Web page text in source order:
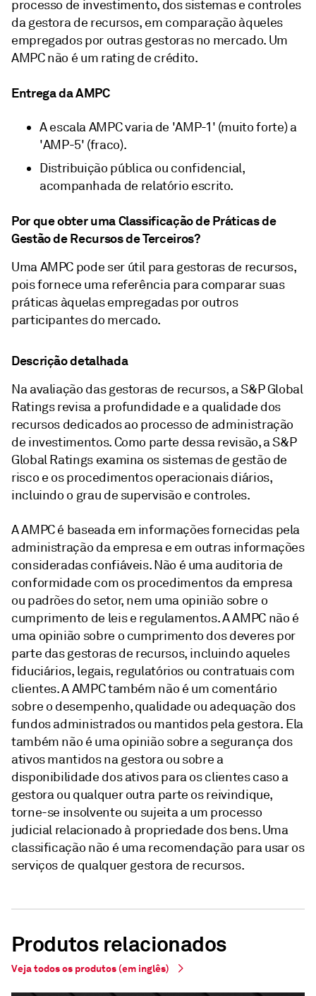
processo de investimento, dos sistemas e controles
da gestora de recursos, em comparação àqueles
empregados por outras gestoras no mercado. Um
AMPC não é um rating de crédito.
Entrega da AMPC
A escala AMPC varia de 'AMP-1' (muito forte) a
'AMP-5' (fraco).
Distribuição pública ou confidencial,
acompanhada de relatório escrito.
Por que obter uma Classificação de Práticas de
Gestão de Recursos de Terceiros?
Uma AMPC pode ser útil para gestoras de recursos,
pois fornece uma referência para comparar suas
práticas àquelas empregadas por outros
participantes do mercado.
Descrição detalhada
Na avaliação das gestoras de recursos, a S&P Global
Ratings revisa a profundidade e a qualidade dos
recursos dedicados ao processo de administração
de investimentos. Como parte dessa revisão, a S&P
Global Ratings examina os sistemas de gestão de
risco e os procedimentos operacionais diários,
incluindo o grau de supervisão e controles.
A AMPC é baseada em informações fornecidas pela
administração da empresa e em outras informações
consideradas confiáveis. Não é uma auditoria de
conformidade com os procedimentos da empresa
ou padrões do setor, nem uma opinião sobre o
cumprimento de leis e regulamentos. A AMPC não é
uma opinião sobre o cumprimento dos deveres por
parte das gestoras de recursos, incluindo aqueles
fiduciários, legais, regulatórios ou contratuais com
clientes. A AMPC também não é um comentário
sobre o desempenho, qualidade ou adequação dos
fundos administrados ou mantidos pela gestora. Ela
também não é uma opinião sobre a segurança dos
ativos mantidos na gestora ou sobre a
disponibilidade dos ativos para os clientes caso a
gestora ou qualquer outra parte os reivindique,
torne-se insolvente ou sujeita a um processo
judicial relacionado à propriedade dos bens. Uma
classificação não é uma recomendação para usar os
serviços de qualquer gestora de recursos.
Produtos relacionados
Veja todos os produtos (em inglês)